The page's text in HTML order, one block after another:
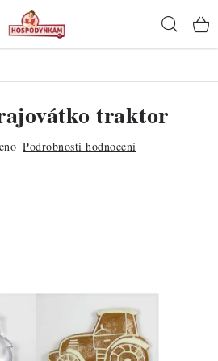
traktor
Podrobnosti hodnocení